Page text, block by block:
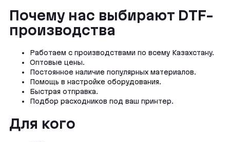
Почему нас выбирают DTF-
производства
Работаем с производствами по всему Казахстану.
Оптовые цены.
Постоянное наличие популярных материалов.
Помощь в настройке оборудования.
Быстрая отправка.
Подбор расходников под ваш принтер.
Для кого